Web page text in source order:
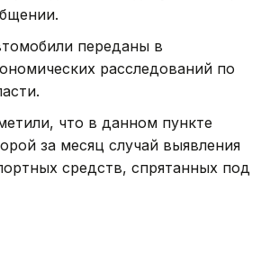
переданы в
расследований по
что в данном пункте
за месяц случай выявления
средств, спрятанных под